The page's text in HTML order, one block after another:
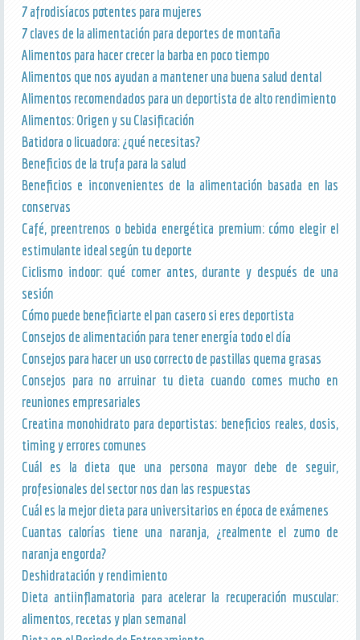
7 afrodisíacos potentes para mujeres
7 claves de la alimentación para deportes de montaña
Alimentos para hacer crecer la barba en poco tiempo
Alimentos que nos ayudan a mantener una buena salud dental
Alimentos recomendados para un deportista de alto rendimiento
Alimentos: Origen y su Clasificación
Batidora o licuadora: ¿qué necesitas?
Beneficios de la trufa para la salud
Beneficios e inconvenientes de la alimentación basada en las
conservas
Café, preentrenos o bebida energética premium: cómo elegir el
estimulante ideal según tu deporte
Ciclismo indoor: qué comer antes, durante y después de una
sesión
Cómo puede beneficiarte el pan casero si eres deportista
Consejos de alimentación para tener energía todo el día
Consejos para hacer un uso correcto de pastillas quema grasas
Consejos para no arruinar tu dieta cuando comes mucho en
reuniones empresariales
Creatina monohidrato para deportistas: beneficios reales, dosis,
timing y errores comunes
Cuál es la dieta que una persona mayor debe de seguir,
profesionales del sector nos dan las respuestas
Cuál es la mejor dieta para universitarios en época de exámenes
Cuantas calorías tiene una naranja, ¿realmente el zumo de
naranja engorda?
Deshidratación y rendimiento
Dieta antiinflamatoria para acelerar la recuperación muscular:
alimentos, recetas y plan semanal